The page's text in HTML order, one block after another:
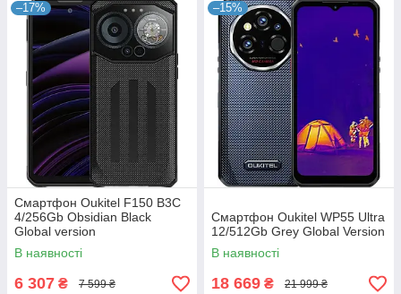
–17%
Смартфон Oukitel F150 B3C
4/256Gb Obsidian Black
Global version
В наявності
6 307 ₴ 7 599 ₴
–15%
Смартфон Oukitel WP55 Ultra
12/512Gb Grey Global Version
В наявності
18 669 ₴ 21 999 ₴